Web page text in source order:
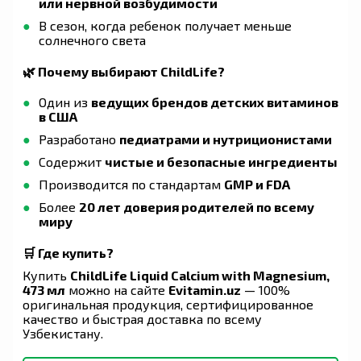
В сезон, когда ребенок получает меньше
солнечного света
🌿 Почему выбирают ChildLife?
Один из ведущих брендов детских витаминов
в США
Разработано педиатрами и нутриционистами
Содержит чистые и безопасные ингредиенты
Производится по стандартам GMP и FDA
Более 20 лет доверия родителей по всему
миру
🛒 Где купить?
Купить ChildLife Liquid Calcium with Magnesium,
473 мл можно на сайте Evitamin.uz — 100%
оригинальная продукция, сертифицированное
качество и быстрая доставка по всему
Узбекистану.